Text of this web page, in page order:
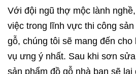
Với đội ngũ thợ mộc lành
việc trong lĩnh vực thi công
gỗ, chúng tôi sẽ mang đến cho
vụ ưng ý nhất. Sau khi sơn
sản phẩm đồ gỗ nhà bạn sẽ